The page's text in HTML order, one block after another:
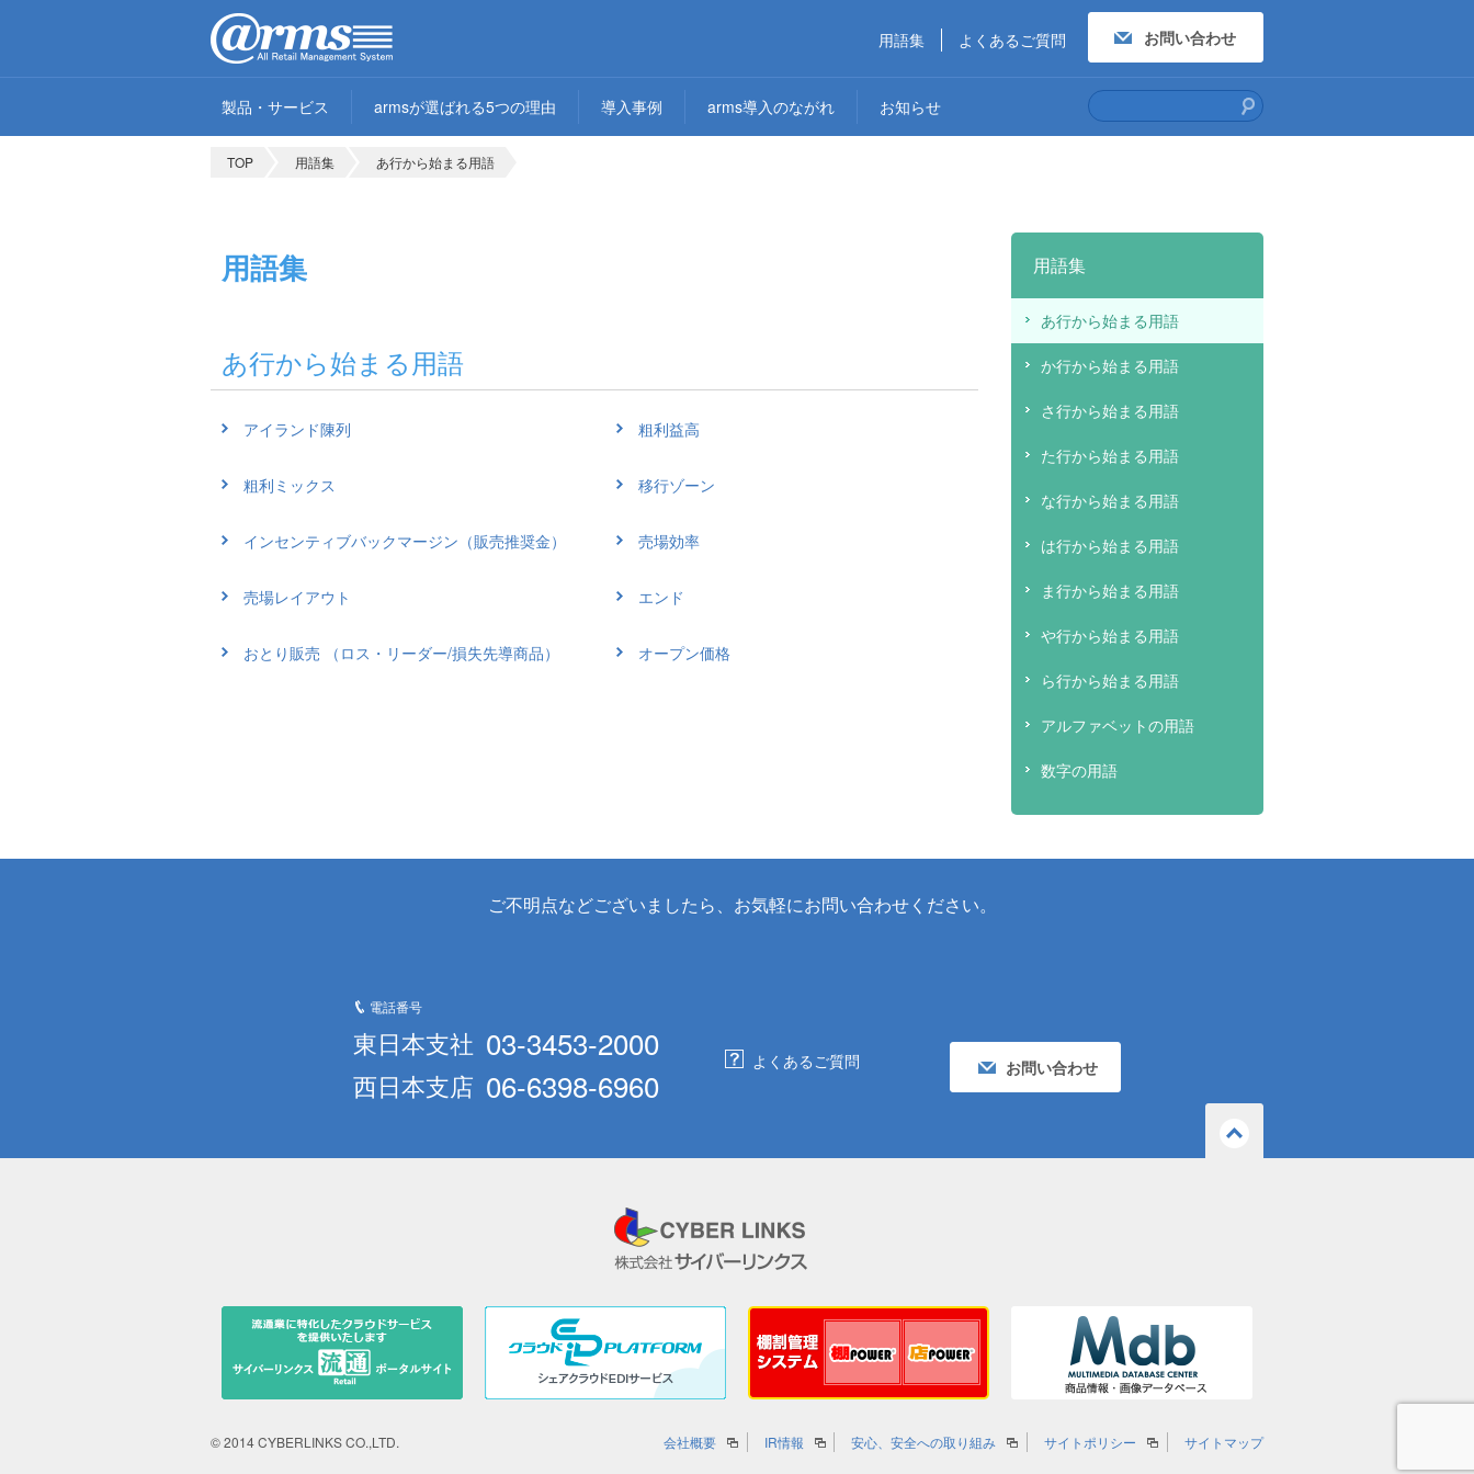
製品・サービス armsが選ばれる5つの理由 導入事例 arms導入のながれ お知らせ
用語集 よくあるご質問 お問い合わせ
TOP 用語集 あ行から始まる用語
用語集
あ行から始まる用語
アイランド陳列 粗利益高
粗利ミックス 移行ゾーン
インセンティブバックマージン（販売推奨金） 売場効率
売場レイアウト エンド
おとり販売 （ロス・リーダー/損失先導商品） オープン価格
用語集
あ行から始まる用語
か行から始まる用語
さ行から始まる用語
た行から始まる用語
な行から始まる用語
は行から始まる用語
ま行から始まる用語
や行から始まる用語
ら行から始まる用語
アルファベットの用語
数字の用語
ご不明点などございましたら、 お気軽にお問い合わせください。
電話番号
東日本支社 03-3453-2000
西日本支店 06-6398-6960
よくあるご質問 お問い合わせ
会社概要 IR情報 安心、安全への取り組み サイトポリシー サイトマップ
© 2014 CYBERLINKS CO.,LTD.